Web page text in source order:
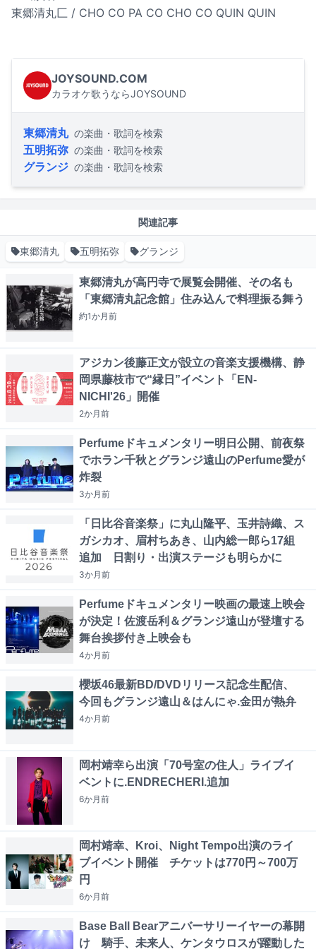
東郷清丸匚 / CHO CO PA CO CHO CO QUIN QUIN
JOYSOUND.COM
カラオケ歌うならJOYSOUND
東郷清丸 の楽曲・歌詞を検索
五明拓弥 の楽曲・歌詞を検索
グランジ の楽曲・歌詞を検索
関連記事
東郷清丸 五明拓弥 グランジ
東郷清丸が高円寺で展覧会開催、その名も
「東郷清丸記念館」住み込んで料理振る舞う
約1か月前
アジカン後藤正文が設立の音楽支援機構、静
岡県藤枝市で“縁日”イベント「EN-
NICHI'26」開催
2か月前
Perfumeドキュメンタリー明日公開、前夜祭
でホラン千秋とグランジ遠山のPerfume愛が
炸裂
3か月前
「日比谷音楽祭」に丸山隆平、玉井詩織、ス
ガシカオ、眉村ちあき、山内総一郎ら17組
追加 日割り・出演ステージも明らかに
3か月前
Perfumeドキュメンタリー映画の最速上映会
が決定！佐渡岳利＆グランジ遠山が登壇する
舞台挨拶付き上映会も
4か月前
櫻坂46最新BD/DVDリリース記念生配信、
今回もグランジ遠山＆はんにゃ.金田が熱弁
4か月前
岡村靖幸ら出演「70号室の住人」ライブイ
ベントに.ENDRECHERI.追加
6か月前
岡村靖幸、Kroi、Night Tempo出演のライ
ブイベント開催 チケットは770円～700万
円
6か月前
Base Ball Bearアニバーサリーイヤーの幕開
け 騎手、未来人、ケンタウロスが躍動した